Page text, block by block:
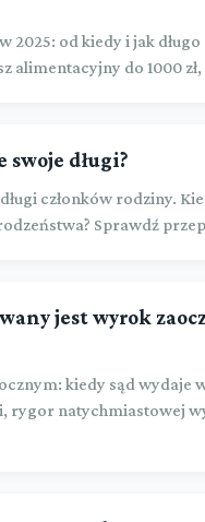
od kiedy i jak długo
alimentacyjny do 1000
swoje długi?
członków rodziny.
Sprawdź
jest wyrok
kiedy sąd wydaje
rygor natychmiastowej